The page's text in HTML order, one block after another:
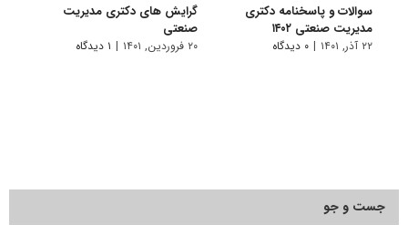
سوالات و پاسخنامه دکتری
مدیریت صنعتی ۱۴۰۲
۲۲ آذر, ۱۴۰۱ | ۰ دیدگاه
گرایش های دکتری ﻣﺪﻳﺮﻳﺖ
صنعتی
۲۰ فروردین, ۱۴۰۱ | ۱ دیدگاه
جست و جو